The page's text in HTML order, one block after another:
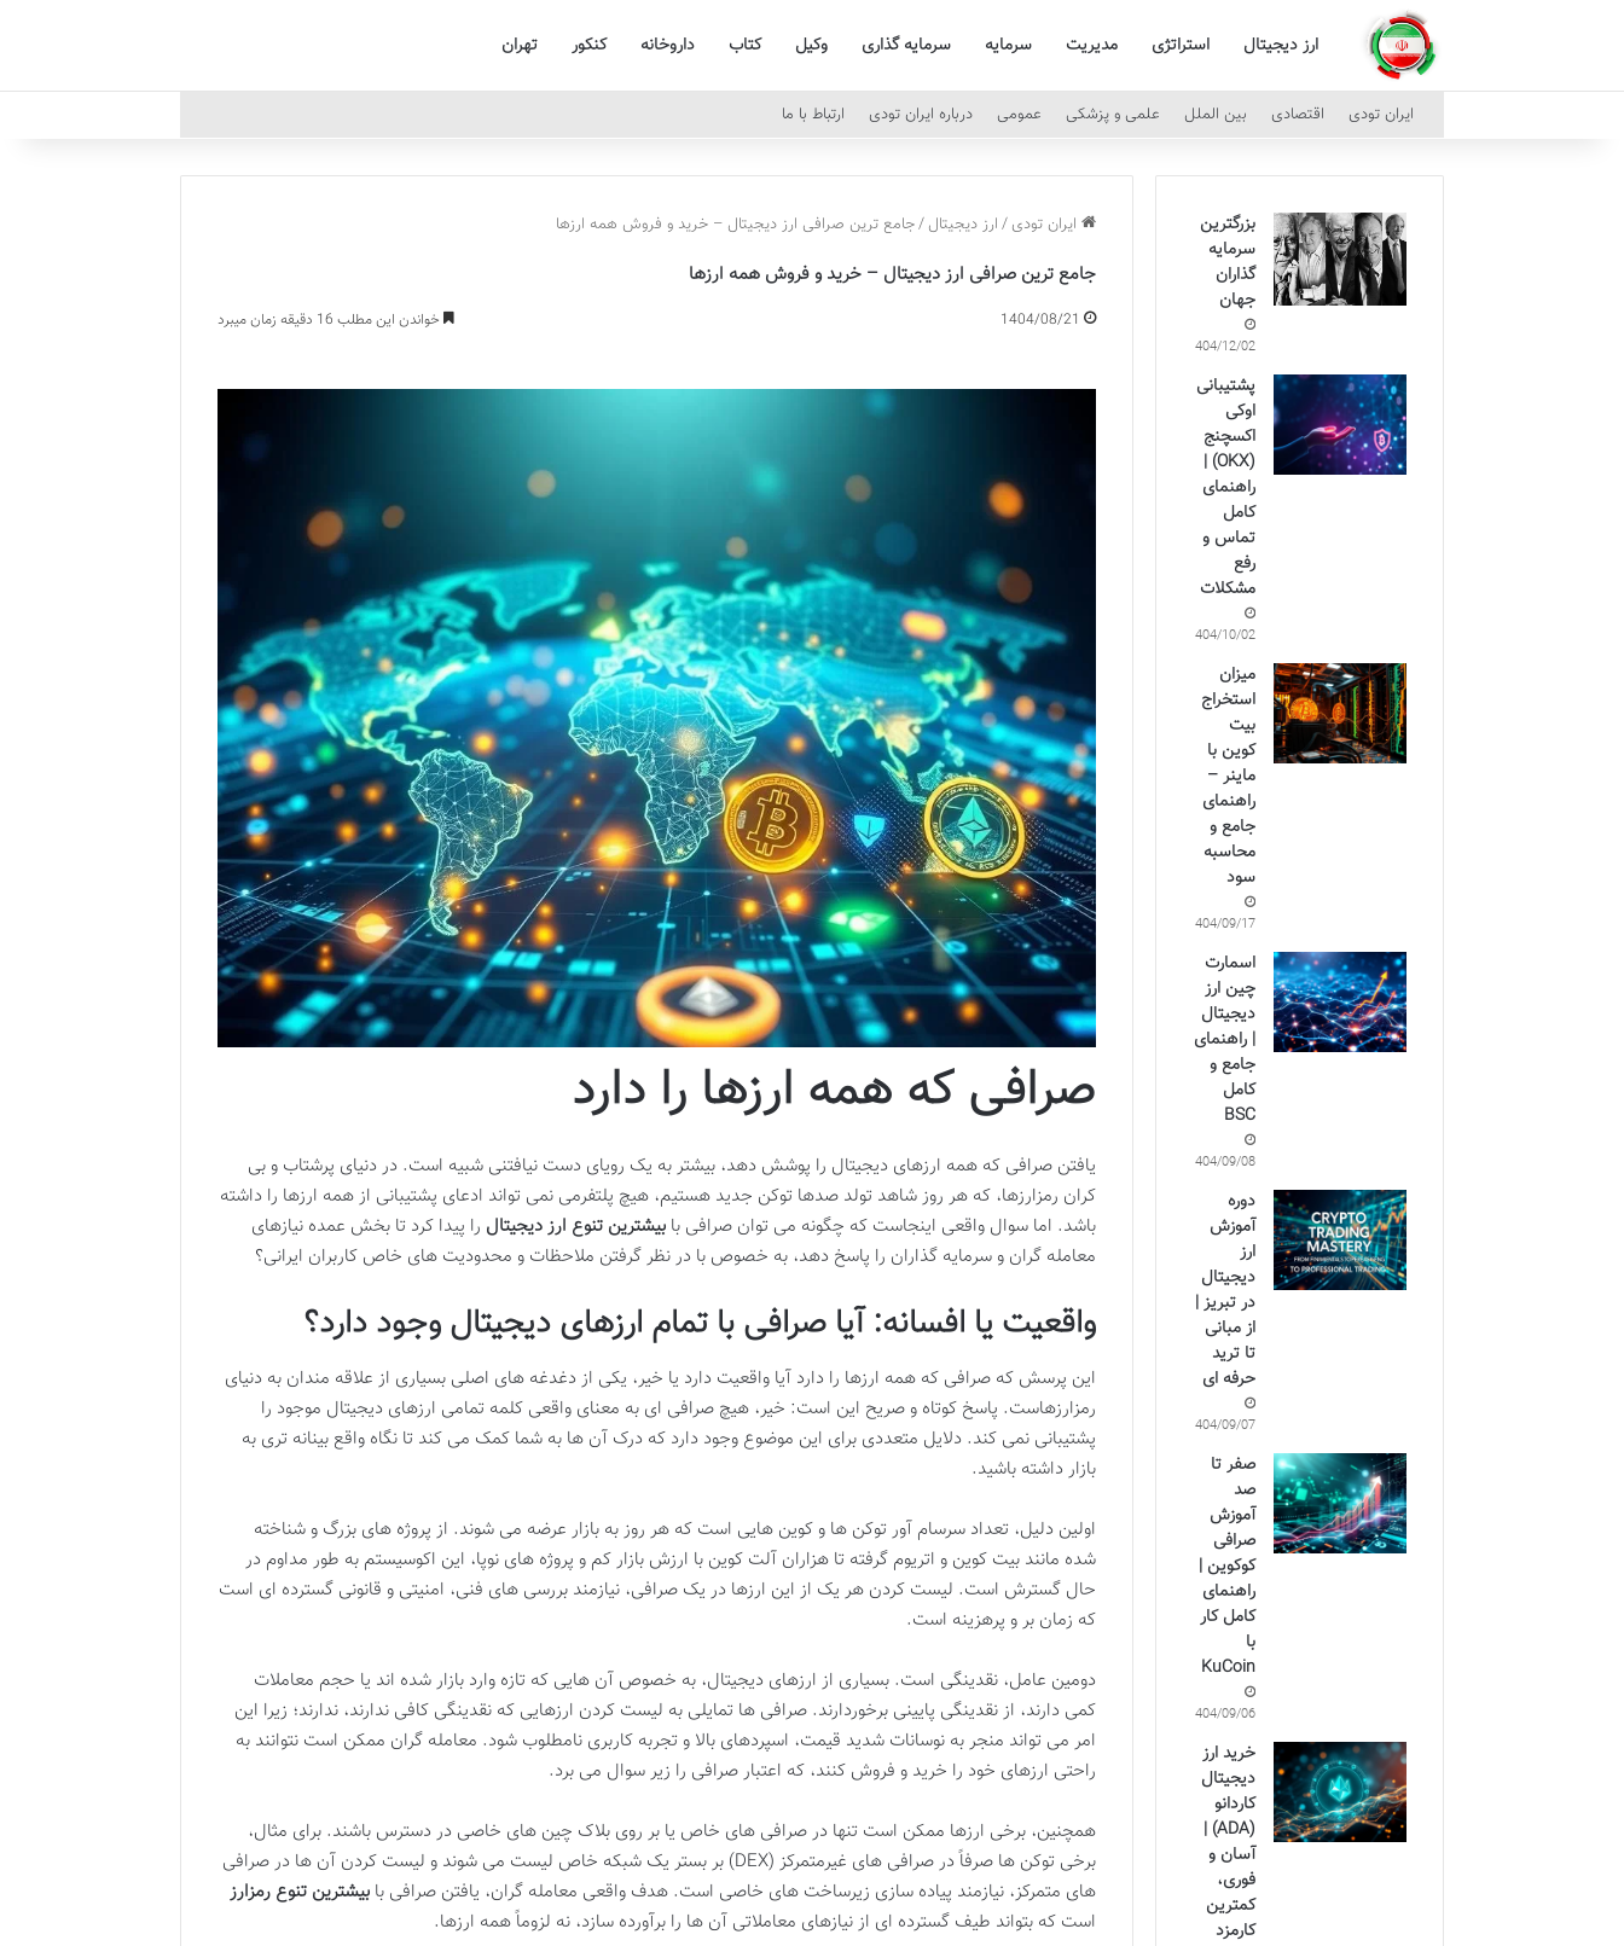
ارز دیجیتال استراتژی مدیریت سرمایه سرمایه گذاری وکیل کتاب داروخانه کنکور تهران
ایران تودی اقتصادی بین الملل علمی و پزشکی عمومی درباره ایران تودی ارتباط با ما
ایران تودی / ارز دیجیتال /جامع ترین صرافی ارز دیجیتال – خرید و فروش همه ارزها
جامع ترین صرافی ارز دیجیتال – خرید و فروش همه ارزها
1404/08/21 خواندن این مطلب 16 دقیقه زمان میبرد
صرافی که همه ارزها را دارد
یافتن صرافی که همه ارزهای دیجیتال را پوشش دهد، بیشتر به یک رویای دست نیافتنی شبیه است. در دنیای پرشتاب و بی
کران رمزارزها، که هر روز شاهد تولد صدها توکن جدید هستیم، هیچ پلتفرمی نمی تواند ادعای پشتیبانی از همه ارزها را داشته
باشد. اما سوال واقعی اینجاست که چگونه می توان صرافی بابیشترین تنوع ارز دیجیتال را پیدا کرد تا بخش عمده نیازهای
معامله گران و سرمایه گذاران را پاسخ دهد، به خصوص با در نظر گرفتن ملاحظات و محدودیت های خاص کاربران ایرانی؟
واقعیت یا افسانه: آیا صرافی با تمام ارزهای دیجیتال وجود دارد؟
این پرسش که صرافی که همه ارزها را دارد آیا واقعیت دارد یا خیر، یکی از دغدغه های اصلی بسیاری از علاقه مندان به دنیای
رمزارزهاست. پاسخ کوتاه و صریح این است: خیر، هیچ صرافی ای به معنای واقعی کلمه تمامی ارزهای دیجیتال موجود را
پشتیبانی نمی کند. دلایل متعددی برای این موضوع وجود دارد که درک آن ها به شما کمک می کند تا نگاه واقع بینانه تری به
بازار داشته باشید.
اولین دلیل، تعداد سرسام آور توکن ها و کوین هایی است که هر روز به بازار عرضه می شوند. از پروژه های بزرگ و شناخته
شده مانند بیت کوین و اتریوم گرفته تا هزاران آلت کوین با ارزش بازار کم و پروژه های نوپا، این اکوسیستم به طور مداوم در
حال گسترش است. لیست کردن هر یک از این ارزها در یک صرافی، نیازمند بررسی های فنی، امنیتی و قانونی گسترده ای است
که زمان بر و پرهزینه است.
دومین عامل، نقدینگی است. بسیاری از ارزهای دیجیتال، به خصوص آن هایی که تازه وارد بازار شده اند یا حجم معاملات
کمی دارند، از نقدینگی پایینی برخوردارند. صرافی ها تمایلی به لیست کردن ارزهایی که نقدینگی کافی ندارند، ندارند؛ زیرا این
امر می تواند منجر به نوسانات شدید قیمت، اسپردهای بالا و تجربه کاربری نامطلوب شود. معامله گران ممکن است نتوانند به
راحتی ارزهای خود را خرید و فروش کنند، که اعتبار صرافی را زیر سوال می برد.
همچنین، برخی ارزها ممکن است تنها در صرافی های خاص یا بر روی بلاک چین های خاصی در دسترس باشند. برای مثال،
برخی توکن ها صرفاً در صرافی های غیرمتمرکز (DEX) بر بستر یک شبکه خاص لیست می شوند و لیست کردن آن ها در صرافی
های متمرکز، نیازمند پیاده سازی زیرساخت های خاصی است. هدف واقعی معامله گران، یافتن صرافی بابیشترین تنوع رمزارز
است که بتواند طیف گسترده ای از نیازهای معاملاتی آن ها را برآورده سازد، نه لزوماً همه ارزها.
بزرگترین
سرمایه
گذاران
جهان
1404/12/02
پشتیبانی
اوکی
اکسچنج
(OKX) |
راهنمای
کامل
تماس و
رفع
مشکلات
1404/10/02
میزان
استخراج
بیت
کوین با
ماینر –
راهنمای
جامع و
محاسبه
سود
1404/09/17
اسمارت
چین ارز
دیجیتال
| راهنمای
جامع و
کامل
BSC
1404/09/08
دوره
آموزش
ارز
دیجیتال
در تبریز |
از مبانی
تا ترید
حرفه ای
1404/09/07
صفر تا
صد
آموزش
صرافی
کوکوین |
راهنمای
کامل کار
با
KuCoin
1404/09/06
خرید ارز
دیجیتال
کاردانو
(ADA) |
آسان و
فوری،
کمترین
کارمزد